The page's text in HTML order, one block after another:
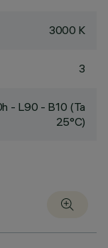
3000 K
3
- L90 - B10 (Ta
25°C)